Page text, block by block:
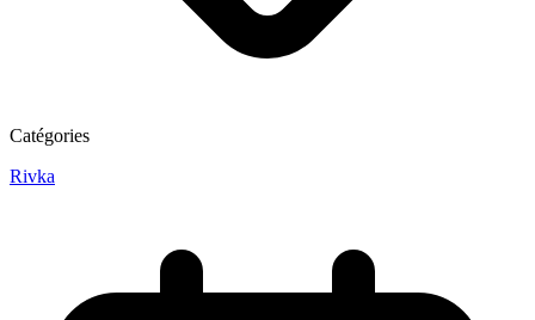
Catégories
Rivka